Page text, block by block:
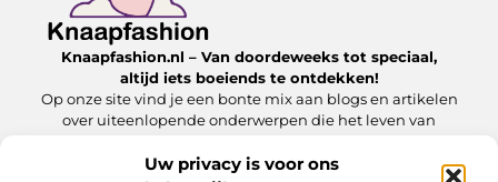
Uw privacy is voor ons
Knaapfashion.nl – Van doordeweeks tot speciaal,
altijd iets boeiends te ontdekken!
Op onze site vind je een bonte mix aan blogs en artikelen
over uiteenlopende onderwerpen die het leven van